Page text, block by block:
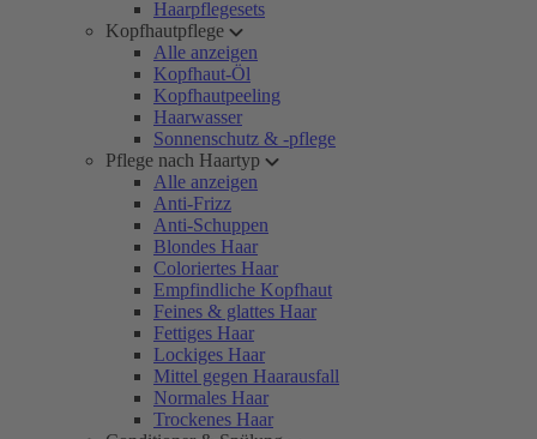
Haarpflegesets
Kopfhautpflege
Alle anzeigen
Kopfhaut-Öl
Kopfhautpeeling
Haarwasser
Sonnenschutz & -pflege
Pflege nach Haartyp
Alle anzeigen
Anti-Frizz
Anti-Schuppen
Blondes Haar
Coloriertes Haar
Empfindliche Kopfhaut
Feines & glattes Haar
Fettiges Haar
Lockiges Haar
Mittel gegen Haarausfall
Normales Haar
Trockenes Haar